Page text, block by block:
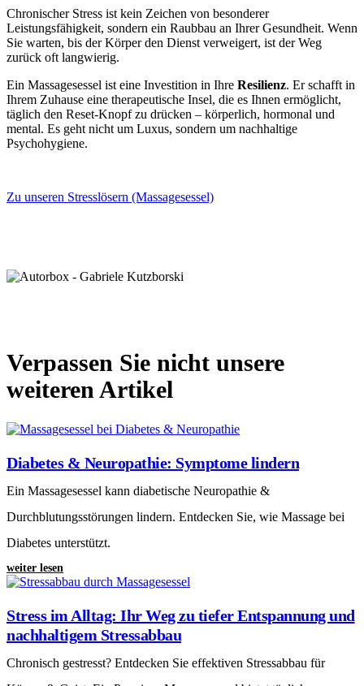
Chronischer Stress ist kein Zeichen von besonderer
Leistungsfähigkeit, sondern ein Raubbau an Ihrer Gesundheit. Wenn
Sie warten, bis der Körper den Dienst verweigert, ist der Weg
zurück oft langwierig.
Ein Massagesessel ist eine Investition in Ihre Resilienz. Er schafft in
Ihrem Zuhause eine therapeutische Insel, die es Ihnen ermöglicht,
täglich den Reset-Knopf zu drücken – körperlich, hormonal und
mental. Es geht nicht um Luxus, sondern um nachhaltige
Psychohygiene.
Zu unseren Stresslösern (Massagesessel)
Verpassen Sie nicht unsere
weiteren Artikel
Diabetes & Neuropathie: Symptome lindern
Ein Massagesessel kann diabetische Neuropathie &
Durchblutungsstörungen lindern. Entdecken Sie, wie Massage bei
Diabetes unterstützt.
weiter lesen
Stress im Alltag: Ihr Weg zu tiefer Entspannung und
nachhaltigem Stressabbau
Chronisch gestresst? Entdecken Sie effektiven Stressabbau für